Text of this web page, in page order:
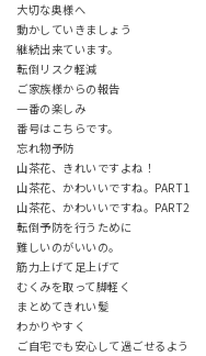
大切な奥様へ
動かしていきましょう
継続出来ています。
転倒リスク軽減
ご家族様からの報告
一番の楽しみ
番号はこちらです。
忘れ物予防
山茶花、きれいですよね！
山茶花、かわいいですね。PART1
山茶花、かわいいですね。PART2
転倒予防を行うために
難しいのがいいの。
筋力上げて足上げて
むくみを取って脚軽く
まとめてきれい髪
わかりやすく
ご自宅でも安心して過ごせるよう